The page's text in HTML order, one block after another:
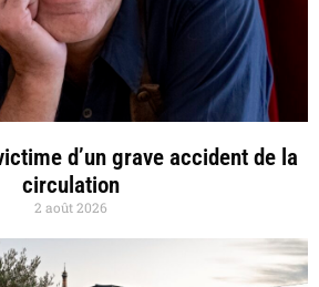
d’un grave accident de la
circulation
2 août 2026